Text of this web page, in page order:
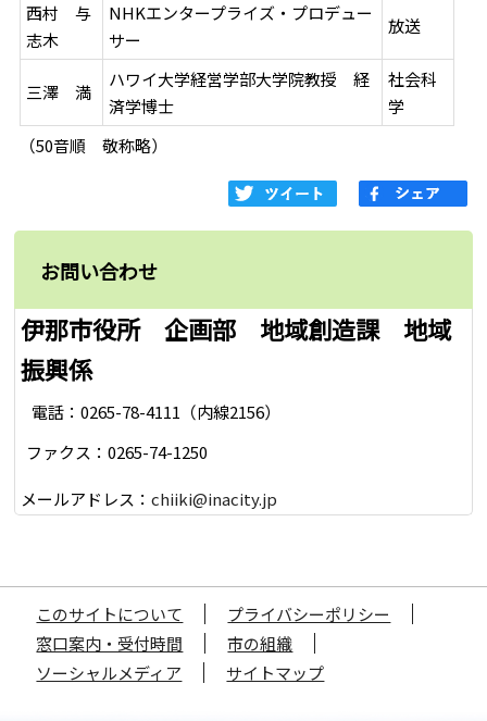
西村 与
志木
NHKエンタープライズ・プロデュー
サー
放送
三澤 満
ハワイ大学経営学部大学院教授 経
済学博士
社会科
学
（50音順 敬称略）
お問い合わせ
伊那市役所 企画部 地域創造課 地域
振興係
電話：0265-78-4111（内線2156）
ファクス：0265-74-1250
メールアドレス：chiiki@inacity.jp
このサイトについて
プライバシーポリシー
窓口案内・受付時間
市の組織
ソーシャルメディア
サイトマップ